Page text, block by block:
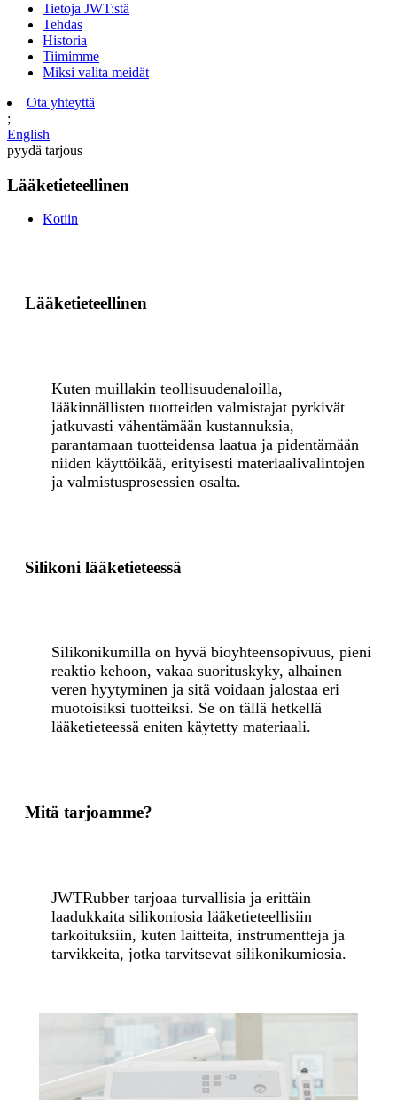
Tietoja JWT:stä
Tehdas
Historia
Tiimimme
Miksi valita meidät
Ota yhteyttä
;
English
pyydä tarjous
Lääketieteellinen
Kotiin
Lääketieteellinen
Kuten muillakin teollisuudenaloilla,
lääkinnällisten tuotteiden valmistajat pyrkivät
jatkuvasti vähentämään kustannuksia,
parantamaan tuotteidensa laatua ja pidentämään
niiden käyttöikää, erityisesti materiaalivalintojen
ja valmistusprosessien osalta.
Silikoni lääketieteessä
Silikonikumilla on hyvä bioyhteensopivuus, pieni
reaktio kehoon, vakaa suorituskyky, alhainen
veren hyytyminen ja sitä voidaan jalostaa eri
muotoisiksi tuotteiksi. Se on tällä hetkellä
lääketieteessä eniten käytetty materiaali.
Mitä tarjoamme?
JWTRubber tarjoaa turvallisia ja erittäin
laadukkaita silikoniosia lääketieteellisiin
tarkoituksiin, kuten laitteita, instrumentteja ja
tarvikkeita, jotka tarvitsevat silikonikumiosia.